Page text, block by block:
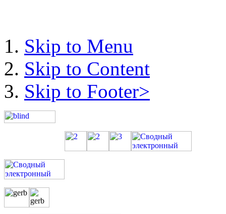
Skip to Menu
Skip to Content
Skip to Footer>